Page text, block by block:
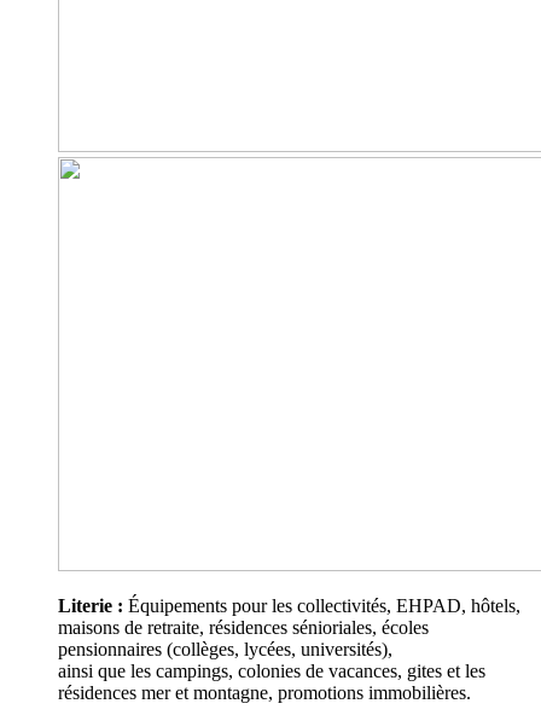
Literie : Équipements pour les collectivités, EHPAD, hôtels,
maisons de retraite, résidences sénioriales, écoles
pensionnaires (collèges, lycées, universités),
ainsi que les campings, colonies de vacances, gites et les
résidences mer et montagne, promotions immobilières.